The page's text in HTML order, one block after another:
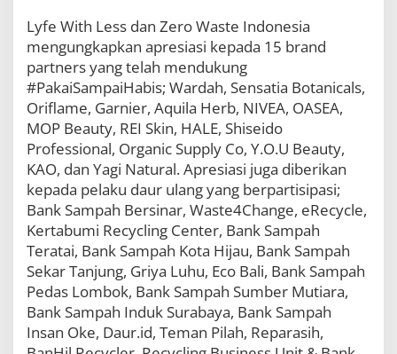
Lyfe With Less dan Zero Waste Indonesia
mengungkapkan apresiasi kepada 15 brand
partners yang telah mendukung
#PakaiSampaiHabis; Wardah, Sensatia Botanicals,
Oriflame, Garnier, Aquila Herb, NIVEA, OASEA,
MOP Beauty, REI Skin, HALE, Shiseido
Professional, Organic Supply Co, Y.O.U Beauty,
KAO, dan Yagi Natural. Apresiasi juga diberikan
kepada pelaku daur ulang yang berpartisipasi;
Bank Sampah Bersinar, Waste4Change, eRecycle,
Kertabumi Recycling Center, Bank Sampah
Teratai, Bank Sampah Kota Hijau, Bank Sampah
Sekar Tanjung, Griya Luhu, Eco Bali, Bank Sampah
Pedas Lombok, Bank Sampah Sumber Mutiara,
Bank Sampah Induk Surabaya, Bank Sampah
Insan Oke, Daur.id, Teman Pilah, Reparasih,